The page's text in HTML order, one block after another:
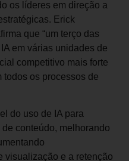
os líderes em direção a
Erick
que “um terço das
em várias unidades de
competitivo mais forte
todos os processos de
do uso de IA para
conteúdo, melhorando
visualização e a retenção